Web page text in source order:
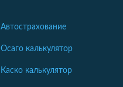
Автострахование
Осаго калькулятор
Каско калькулятор